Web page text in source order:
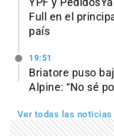
YPF y
Full en el
país
19:51
Briatore puso
Alpine: “No sé
Ver todas las noticias